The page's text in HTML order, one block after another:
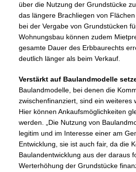
über die Nutzung der Grundstücke
das längere Brachliegen von
bei der Vergabe von Grundstücken
Wohnungsbau können zudem
gesamte Dauer des Erbbaurechts
deutlich länger als beim Verkauf.
Verstärkt auf Baulandmodelle
Baulandmodelle, bei denen die
zwischenfinanziert, sind ein weiteres
Hier können Ankaufsmöglichkeiten
werden. „Die Nutzung von
legitim und im Interesse einer am
Entwicklung, sie ist auch fair, da die
Baulandentwicklung aus der daraus
Werterhöhung der Grundstücke